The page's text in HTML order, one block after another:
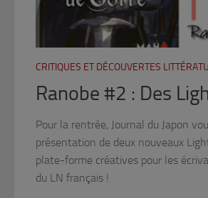
CRITIQUES ET DÉCOUVERTES
Ranobe #2 : Des
Pour la rentrée, Journal du Japon
présentation de deux nouveaux
plate-forme créatives pour les
du LN français !